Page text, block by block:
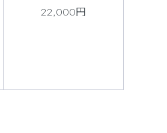
22,000円